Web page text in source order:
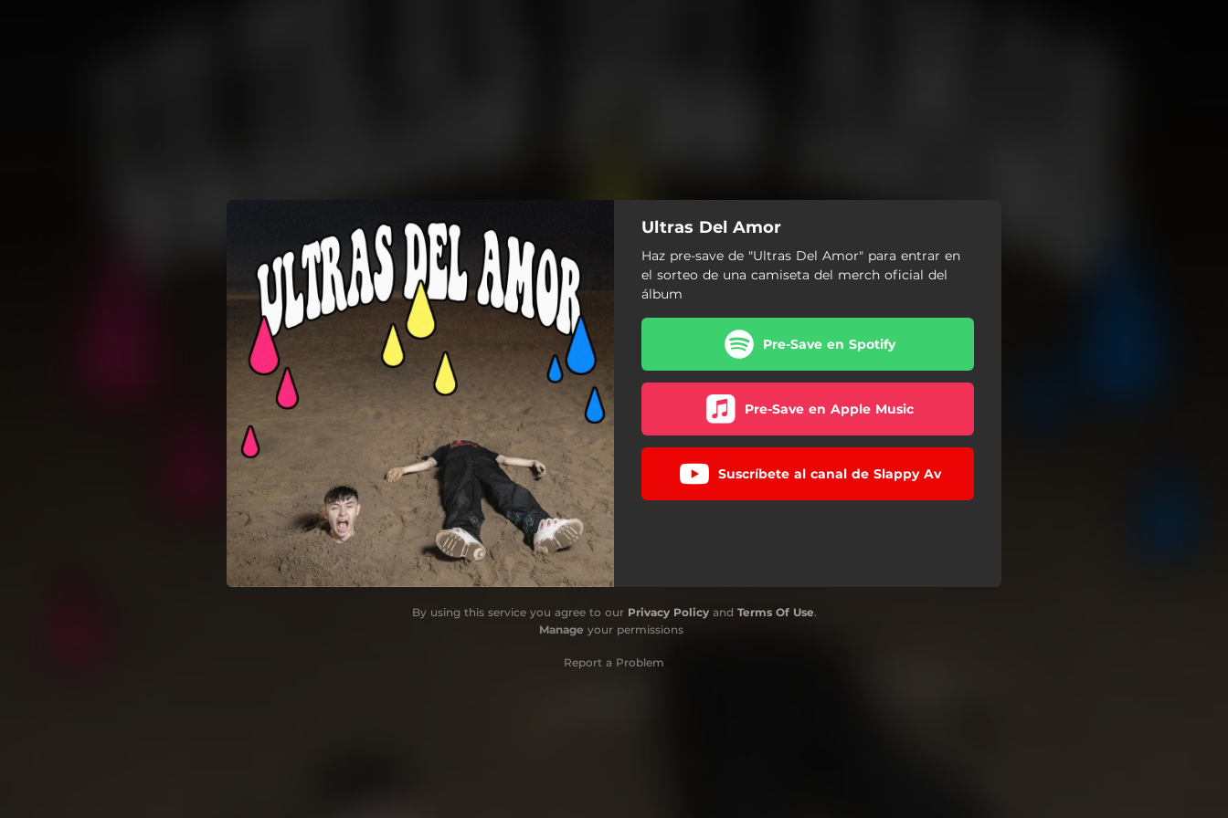
You're all set!
Ultras Del Amor
Haz pre-save de "Ultras Del Amor" para entrar en
el sorteo de una camiseta del merch oficial del
álbum
Pre-Save en Spotify
Pre-Save en Apple Music
Suscríbete al canal de Slappy Av
By using this service you agree to our Privacy Policyand Terms Of Use.
Manage your permissions
Report a Problem